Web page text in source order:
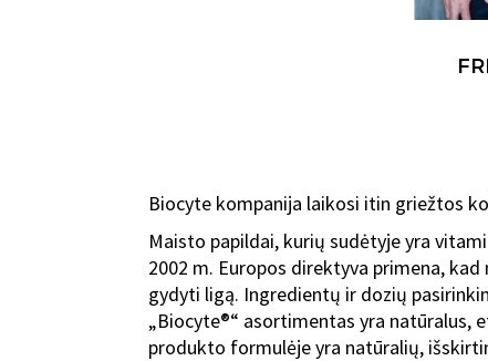
Biocyte kompanija laikosi itin griežtos
Maisto papildai, kurių sudėtyje yra
2002 m. Europos direktyva primena,
gydyti ligą. Ingredientų ir dozių
„Biocyte®“ asortimentas yra natūralus,
produkto formulėje yra natūralių,